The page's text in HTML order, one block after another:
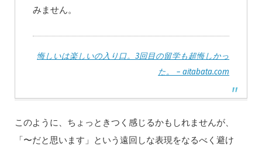
みません。
悔しいは楽しいの入り口。3回目の留学も超悔しかっ
た。 – aitabata.com
このように、ちょっときつく感じるかもしれませんが、
「〜だと思います」という遠回しな表現をなるべく避け